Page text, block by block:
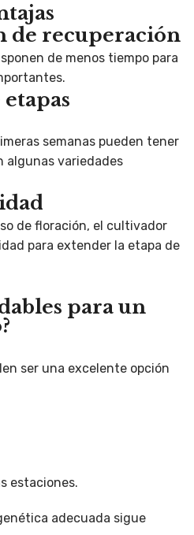
de recuperación
de menos tiempo para
semanas pueden tener
algunas variedades
de floración, el cultivador
para extender la etapa de
para un
ser una excelente opción
estaciones.
adecuada sigue